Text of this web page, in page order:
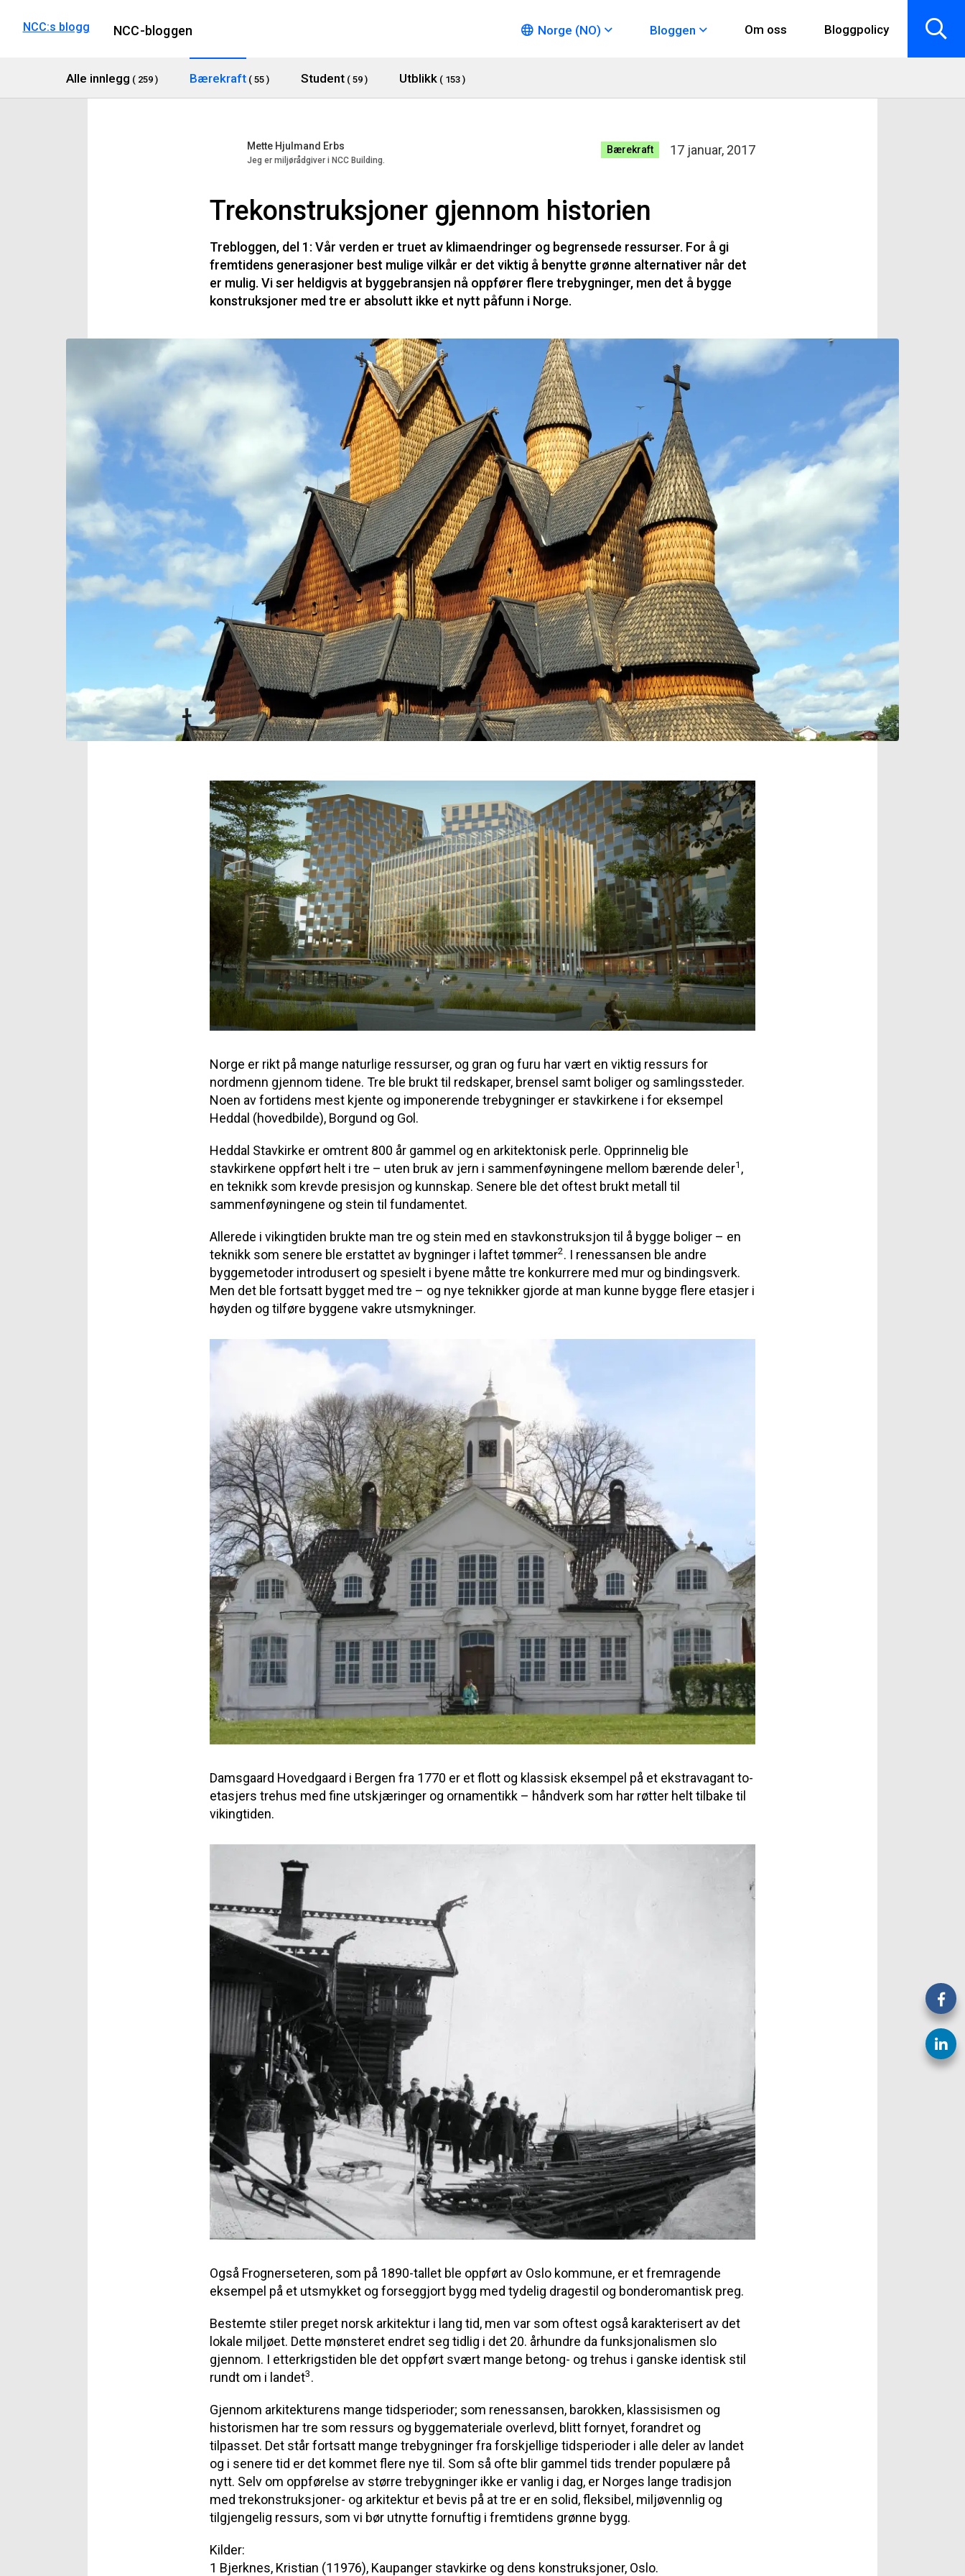
NCC:s blogg NCC-bloggen Norge (NO) Bloggen Om oss Bloggpolicy
Alle innlegg ( 259 ) Bærekraft ( 55 ) Student ( 59 ) Utblikk ( 153 )
Mette Hjulmand Erbs
Jeg er miljørådgiver i NCC Building.
Bærekraft 17 januar, 2017
Trekonstruksjoner gjennom historien
Trebloggen, del 1: Vår verden er truet av klimaendringer og begrensede ressurser. For å gi
fremtidens generasjoner best mulige vilkår er det viktig å benytte grønne alternativer når det
er mulig. Vi ser heldigvis at byggebransjen nå oppfører flere trebygninger, men det å bygge
konstruksjoner med tre er absolutt ikke et nytt påfunn i Norge.
Norge er rikt på mange naturlige ressurser, og gran og furu har vært en viktig ressurs for
nordmenn gjennom tidene. Tre ble brukt til redskaper, brensel samt boliger og samlingssteder.
Noen av fortidens mest kjente og imponerende trebygninger er stavkirkene i for eksempel
Heddal (hovedbilde), Borgund og Gol.
Heddal Stavkirke er omtrent 800 år gammel og en arkitektonisk perle. Opprinnelig ble
stavkirkene oppført helt i tre – uten bruk av jern i sammenføyningene mellom bærende deler1 ,
en teknikk som krevde presisjon og kunnskap. Senere ble det oftest brukt metall til
sammenføyningene og stein til fundamentet.
Allerede i vikingtiden brukte man tre og stein med en stavkonstruksjon til å bygge boliger – en
teknikk som senere ble erstattet av bygninger i laftet tømmer2. I renessansen ble andre
byggemetoder introdusert og spesielt i byene måtte tre konkurrere med mur og bindingsverk.
Men det ble fortsatt bygget med tre – og nye teknikker gjorde at man kunne bygge flere etasjer i
høyden og tilføre byggene vakre utsmykninger.
Damsgaard Hovedgaard i Bergen fra 1770 er et flott og klassisk eksempel på et ekstravagant to-
etasjers trehus med fine utskjæringer og ornamentikk – håndverk som har røtter helt tilbake til
vikingtiden.
Også Frognerseteren, som på 1890-tallet ble oppført av Oslo kommune, er et fremragende
eksempel på et utsmykket og forseggjort bygg med tydelig dragestil og bonderomantisk preg.
Bestemte stiler preget norsk arkitektur i lang tid, men var som oftest også karakterisert av det
lokale miljøet. Dette mønsteret endret seg tidlig i det 20. århundre da funksjonalismen slo
gjennom. I etterkrigstiden ble det oppført svært mange betong- og trehus i ganske identisk stil
rundt om i landet3.
Gjennom arkitekturens mange tidsperioder; som renessansen, barokken, klassisismen og
historismen har tre som ressurs og byggemateriale overlevd, blitt fornyet, forandret og
tilpasset. Det står fortsatt mange trebygninger fra forskjellige tidsperioder i alle deler av landet
og i senere tid er det kommet flere nye til. Som så ofte blir gammel tids trender populære på
nytt. Selv om oppførelse av større trebygninger ikke er vanlig i dag, er Norges lange tradisjon
med trekonstruksjoner- og arkitektur et bevis på at tre er en solid, fleksibel, miljøvennlig og
tilgjengelig ressurs, som vi bør utnytte fornuftig i fremtidens grønne bygg.
Kilder:
1 Bjerknes, Kristian (11976), Kaupanger stavkirke og dens konstruksjoner, Oslo.